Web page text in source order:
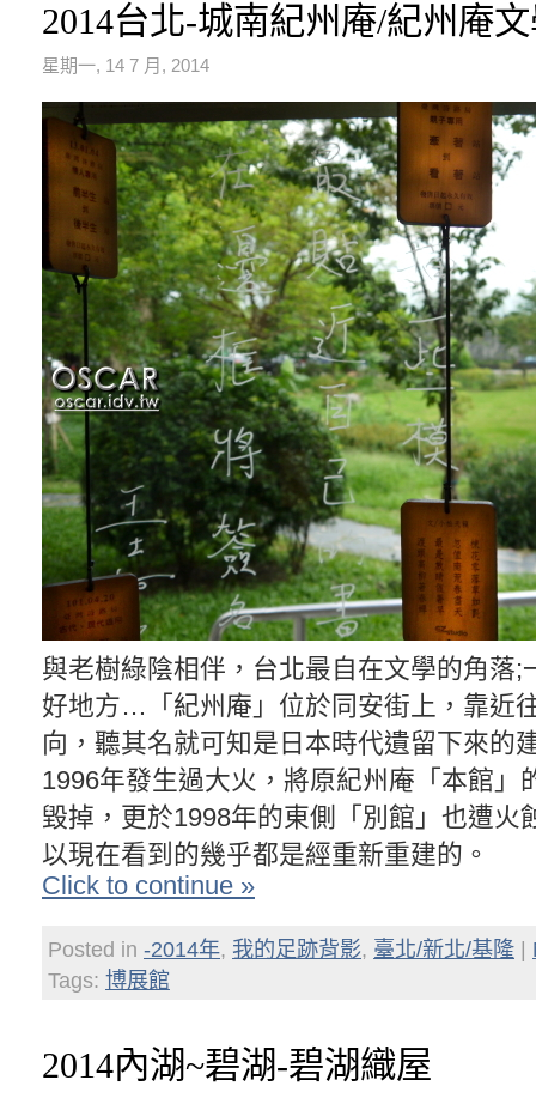
2014台北-城南紀州庵/紀州庵
星期一, 14 7 月, 2014
與老樹綠陰相伴，台北最自在文學的角落;
好地方…「紀州庵」位於同安街上，靠近
向，聽其名就可知是日本時代遺留下來的
1996年發生過大火，將原紀州庵「本館」
毀掉，更於1998年的東側「別館」也遭火
以現在看到的幾乎都是經重新重建的。
Click to continue »
Posted in -2014年, 我的足跡背影, 臺北/新北/基隆
Tags: 博展館
2014內湖~碧湖-碧湖織屋